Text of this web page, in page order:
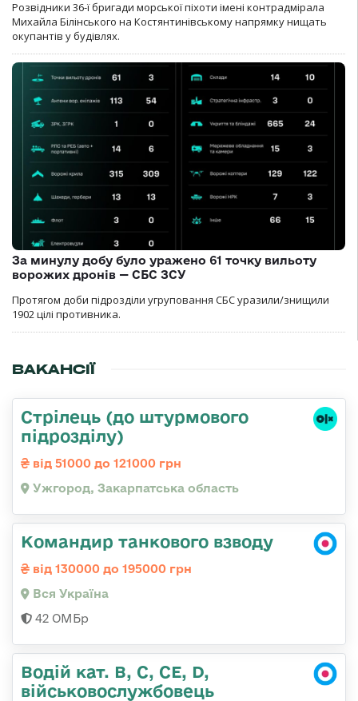
Розвідники 36-ї бригади морської піхоти імені контрадмірала
Михайла Білінського на Костянтинівському напрямку нищать
окупантів у будівлях.
За минулу добу було уражено 61 точку вильоту
ворожих дронів — СБС ЗСУ
Протягом доби підрозділи угруповання СБС уразили/знищили
1902 цілі противника.
ВАКАНСІЇ
Стрілець (до штурмового
підрозділу)
від 51000 до 121000 грн
Ужгород, Закарпатська область
Командир танкового взводу
від 130000 до 195000 грн
Вся Україна
42 ОМБр
Водій кат. B, C, СЕ, D,
військовослужбовець